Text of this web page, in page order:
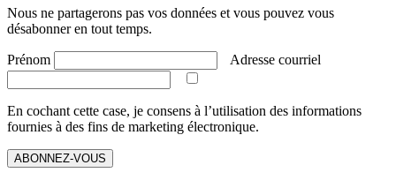
Nous ne partagerons pas vos données et vous pouvez vous
désabonner en tout temps.
Prénom Adresse courriel
En cochant cette case, je consens à l’utilisation des informations
fournies à des fins de marketing électronique.
ABONNEZ-VOUS